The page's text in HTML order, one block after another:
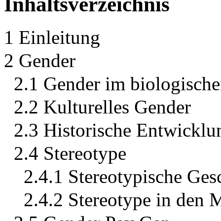
1 Einleitung
2 Gender
2.1 Gender im
2.2 Kulturelles Gender
2.3 Historische
2.4 Stereotype
2.4.1 Stereotypische
2.4.2 Stereotype in den